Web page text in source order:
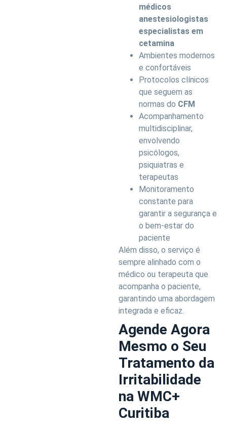
médicos
anestesiologistas
especialistas em
cetamina
Ambientes modernos
e confortáveis
Protocolos clínicos
que seguem as
normas do CFM
Acompanhamento
multidisciplinar,
envolvendo
psicólogos,
psiquiatras e
terapeutas
Monitoramento
constante para
garantir a segurança e
o bem-estar do
paciente
Além disso, o serviço é
sempre alinhado com o
médico ou terapeuta que
acompanha o paciente,
garantindo uma abordagem
integrada e eficaz.
Agende Agora
Mesmo o Seu
Tratamento da
Irritabilidade
na WMC+
Curitiba